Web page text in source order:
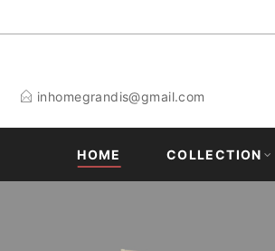
inhomegrandis@gmail.com
HOME COLLECTION